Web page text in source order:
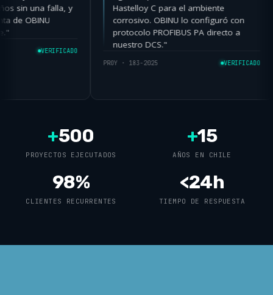
años sin una falla, y
de OBINU
VERIFICADO
Hastelloy C para el ambiente
corrosivo. OBINU lo configuró con
protocolo PROFIBUS PA directo a
nuestro DCS."
PROY · 183-2025
+500
PROYECTOS EJECUTADOS
+15
AÑOS EN CHILE
98%
CLIENTES RECURRENTES
<24h
TIEMPO DE RESPUESTA